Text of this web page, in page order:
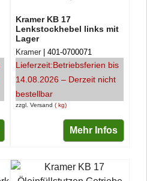
Kramer KB 17
Lenkstockhebel links mit
Lager
zzgl. Versand kg
Kramer 401-0700071
Lieferzeit:Betriebsferien bis
14.08.2026 – Derzeit nicht
bestellbar
Mehr Infos